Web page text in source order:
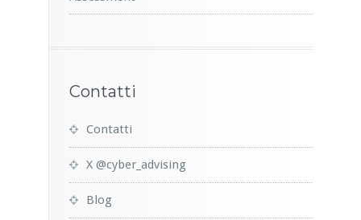
Contatti
Contatti
X @cyber_advising
Blog